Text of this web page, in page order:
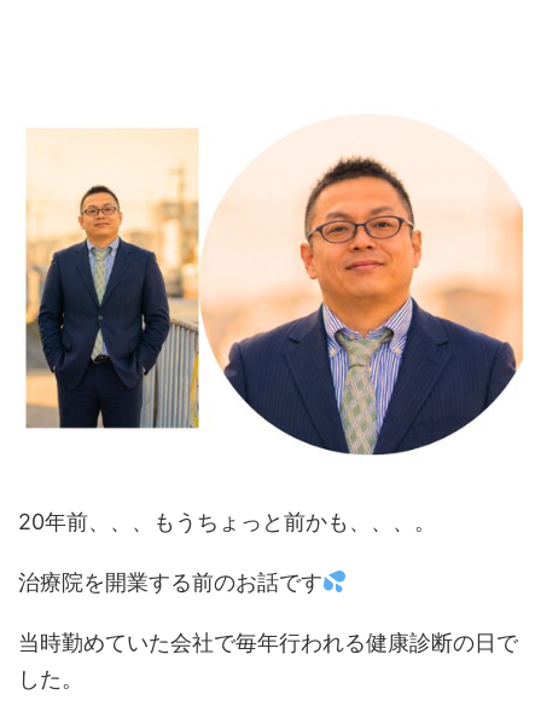
20年前、、、もうちょっと前かも、、、。
治療院を開業する前のお話です
当時勤めていた会社で毎年行われる健康診断の日で
した。